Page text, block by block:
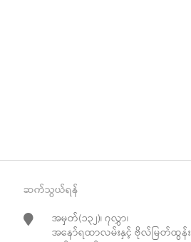
ဆက်သွယ်ရန်
အမှတ်(၁၃၂)၊ ၇လွှာ၊
အနော်ရထာလမ်းနှင့် ဗိုလ်မြတ်ထွန်း